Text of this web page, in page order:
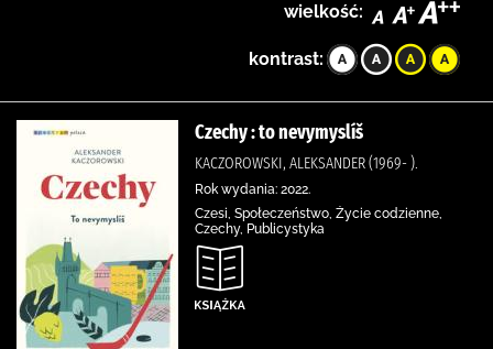
wielkość:
kontrast:
Czechy : to nevymyslíš
KACZOROWSKI, ALEKSANDER (1969- ).
Rok wydania: 2022.
Czesi, Społeczeństwo, Życie codzienne,
Czechy, Publicystyka